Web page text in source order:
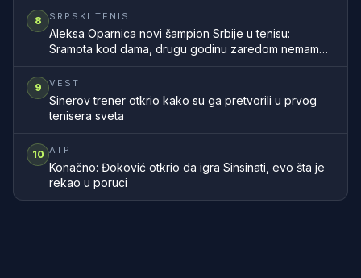
8 SRPSKI TENIS
Aleksa Oparnica novi šampion Srbije u tenisu:
Sramota kod dama, drugu godinu zaredom nemamo
9 VESTI
Sinerov trener otkrio kako su ga pretvorili u prvog
tenisera sveta
10 ATP
Konačno: Đoković otkrio da igra Sinsinati, evo šta je
rekao u poruci